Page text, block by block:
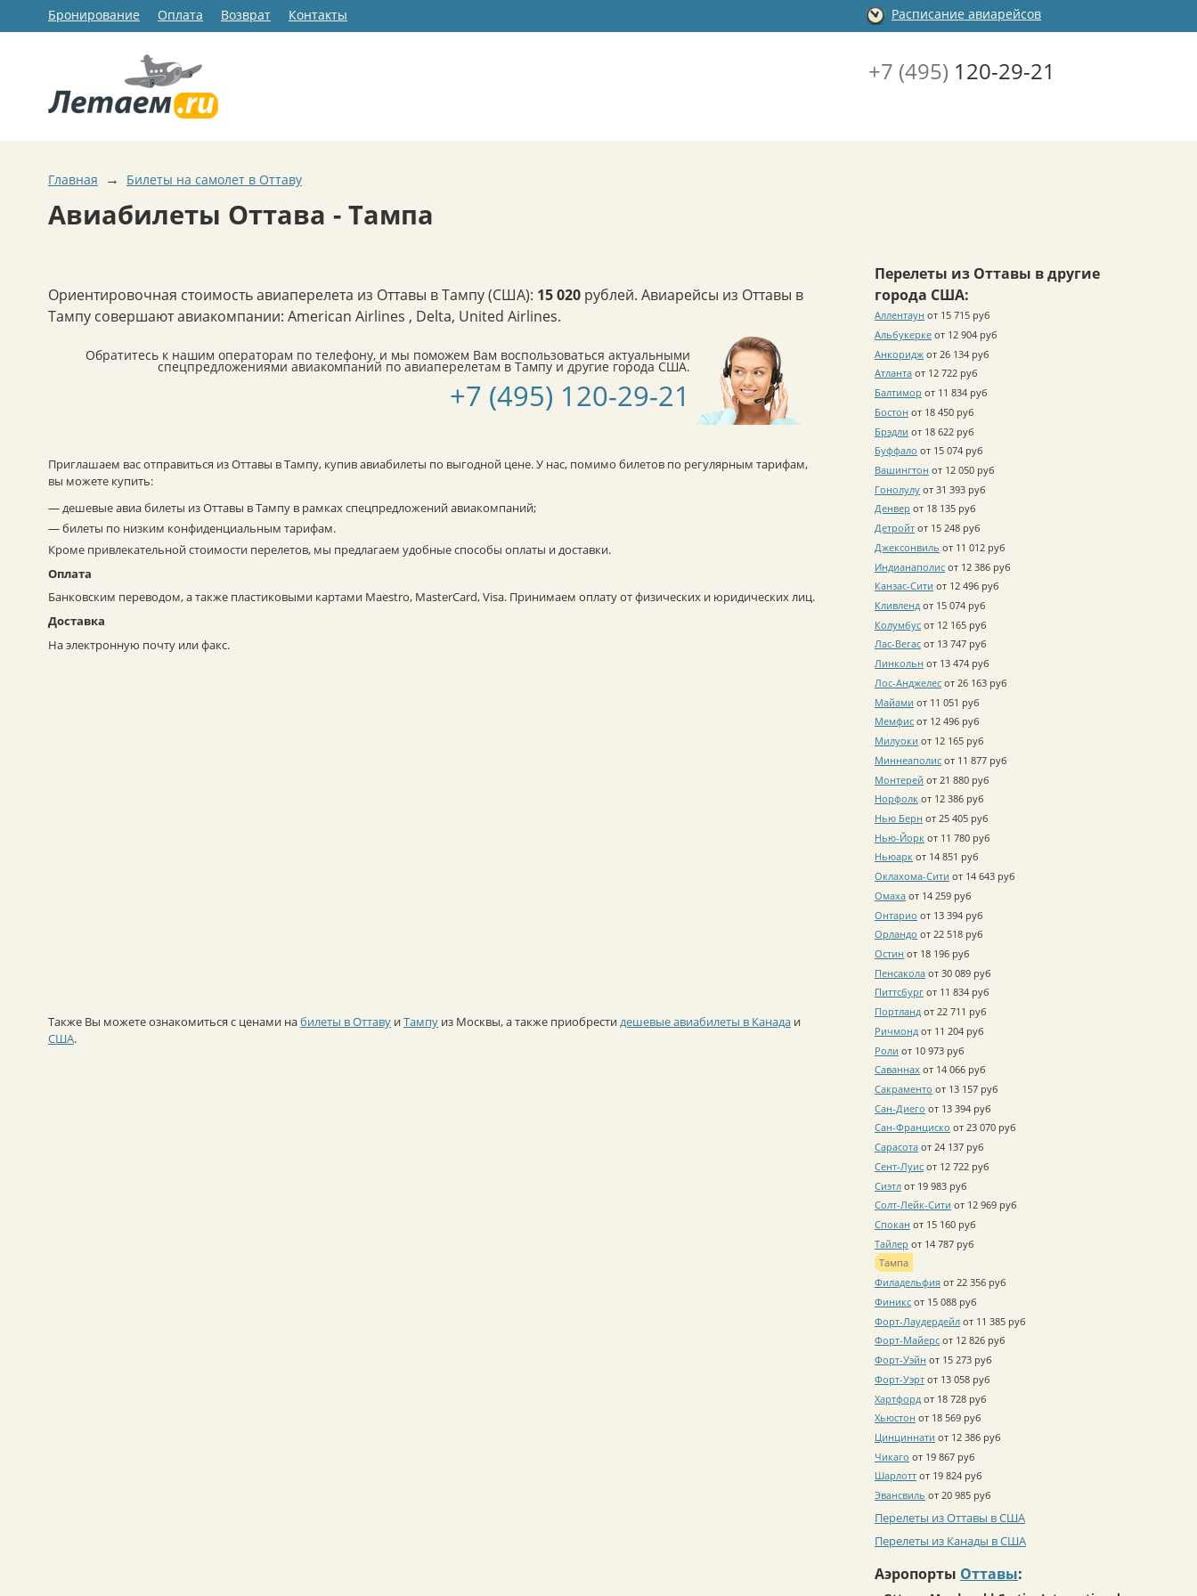
Бронирование Оплата Возврат Контакты Расписание авиарейсов
+7 (495) 120-29-21
Главная → Билеты на самолет в Оттаву
Авиабилеты Оттава - Тампа
Ориентировочная стоимость авиаперелета из Оттавы в Тампу (США): 15 020 рублей. Авиарейсы из Оттавы в
Тампу совершают авиакомпании: American Airlines , Delta, United Airlines.
Обратитесь к нашим операторам по телефону, и мы поможем Вам воспользоваться актуальными
спецпредложениями авиакомпаний по авиаперелетам в Тампу и другие города США.
+7 (495) 120-29-21
Приглашаем вас отправиться из Оттавы в Тампу, купив авиабилеты по выгодной цене. У нас, помимо билетов по регулярным тарифам,
вы можете купить:
— дешевые авиа билеты из Оттавы в Тампу в рамках спецпредложений авиакомпаний;
— билеты по низким конфиденциальным тарифам.
Кроме привлекательной стоимости перелетов, мы предлагаем удобные способы оплаты и доставки.
Оплата
Банковским переводом, а также пластиковыми картами Maestro, MasterCard, Visa. Принимаем оплату от физических и юридических лиц.
Доставка
На электронную почту или факс.
Также Вы можете ознакомиться с ценами набилеты в Оттаву иТампу из Москвы, а также приобрестидешевые авиабилеты в Канада и
США.
Перелеты из Оттавы в другие
города США:
Аллентаун от 15 715 руб
Альбукерке от 12 904 руб
Анкоридж от 26 134 руб
Атланта от 12 722 руб
Балтимор от 11 834 руб
Бостон от 18 450 руб
Брэдли от 18 622 руб
Буффало от 15 074 руб
Вашингтон от 12 050 руб
Гонолулу от 31 393 руб
Денвер от 18 135 руб
Детройт от 15 248 руб
Джексонвиль от 11 012 руб
Индианаполис от 12 386 руб
Канзас-Сити от 12 496 руб
Кливленд от 15 074 руб
Колумбус от 12 165 руб
Лас-Вегас от 13 747 руб
Линкольн от 13 474 руб
Лос-Анджелес от 26 163 руб
Майами от 11 051 руб
Мемфис от 12 496 руб
Милуоки от 12 165 руб
Миннеаполис от 11 877 руб
Монтерей от 21 880 руб
Норфолк от 12 386 руб
Нью Берн от 25 405 руб
Нью-Йорк от 11 780 руб
Ньюарк от 14 851 руб
Оклахома-Сити от 14 643 руб
Омаха от 14 259 руб
Онтарио от 13 394 руб
Орландо от 22 518 руб
Остин от 18 196 руб
Пенсакола от 30 089 руб
Питтсбург от 11 834 руб
Портланд от 22 711 руб
Ричмонд от 11 204 руб
Роли от 10 973 руб
Саваннах от 14 066 руб
Сакраменто от 13 157 руб
Сан-Диего от 13 394 руб
Сан-Франциско от 23 070 руб
Сарасота от 24 137 руб
Сент-Луис от 12 722 руб
Сиэтл от 19 983 руб
Солт-Лейк-Сити от 12 969 руб
Спокан от 15 160 руб
Тайлер от 14 787 руб
Тампа
Филадельфия от 22 356 руб
Финикс от 15 088 руб
Форт-Лаудердейл от 11 385 руб
Форт-Майерс от 12 826 руб
Форт-Уэйн от 15 273 руб
Форт-Уэрт от 13 058 руб
Хартфорд от 18 728 руб
Хьюстон от 18 569 руб
Цинциннати от 12 386 руб
Чикаго от 19 867 руб
Шарлотт от 19 824 руб
Эвансвиль от 20 985 руб
Перелеты из Оттавы в США
Перелеты из Канады в США
Аэропорты Оттавы: